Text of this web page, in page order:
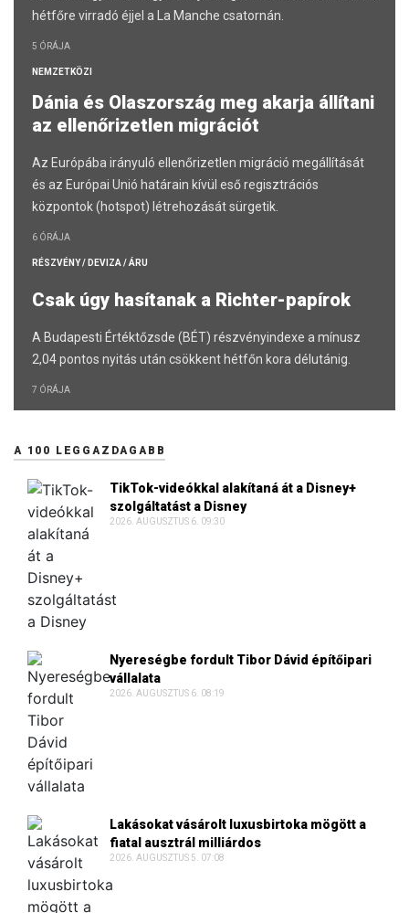
hétfőre virradó éjjel a La Manche csatornán.
5 ÓRÁJA
NEMZETKÖZI
Dánia és Olaszország meg akarja állítani
az ellenőrizetlen migrációt
Az Európába irányuló ellenőrizetlen migráció megállítását
és az Európai Unió határain kívül eső regisztrációs
központok (hotspot) létrehozását sürgetik.
6 ÓRÁJA
RÉSZVÉNY / DEVIZA / ÁRU
Csak úgy hasítanak a Richter-papírok
A Budapesti Értéktőzsde (BÉT) részvényindexe a mínusz
2,04 pontos nyitás után csökkent hétfőn kora délutánig.
7 ÓRÁJA
A 100 LEGGAZDAGABB
TikTok-videókkal alakítaná át a Disney+
szolgáltatást a Disney
2026. AUGUSZTUS 6. 09:30
Nyereségbe fordult Tibor Dávid építőipari
vállalata
2026. AUGUSZTUS 6. 08:19
Lakásokat vásárolt luxusbirtoka mögött a
fiatal ausztrál milliárdos
2026. AUGUSZTUS 5. 07:08